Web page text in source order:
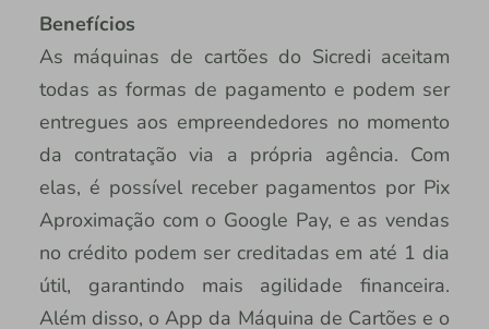
Benefícios
As máquinas de cartões do Sicredi aceitam
todas as formas de pagamento e podem ser
entregues aos empreendedores no momento
da contratação via a própria agência. Com
elas, é possível receber pagamentos por Pix
Aproximação com o Google Pay, e as vendas
no crédito podem ser creditadas em até 1 dia
útil, garantindo mais agilidade financeira.
Além disso, o App da Máquina de Cartões e o